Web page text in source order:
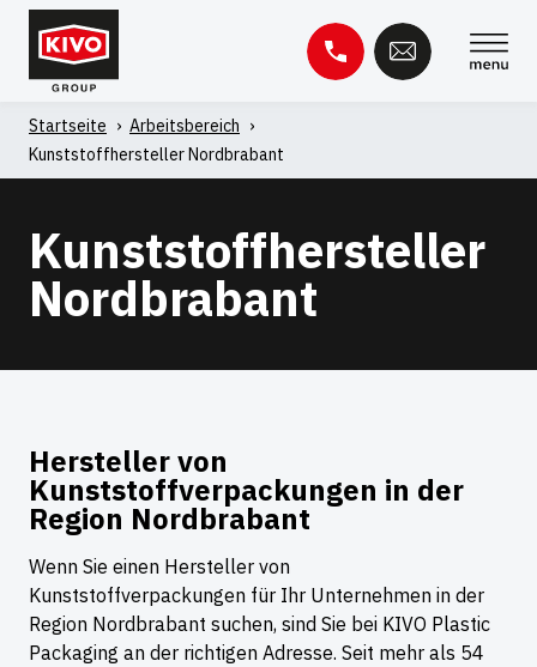
Zum
Inhalt
springen
Suche
nach:
Startseite ' Arbeitsbereich '
Kunststoffhersteller Nordbrabant
Kunststoffhersteller
Nordbrabant
Hersteller von
Kunststoffverpackungen in der
Region Nordbrabant
Wenn Sie einen Hersteller von
Kunststoffverpackungen für Ihr Unternehmen in der
Region Nordbrabant suchen, sind Sie bei KIVO Plastic
Packaging an der richtigen Adresse. Seit mehr als 54